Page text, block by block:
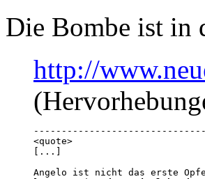
Die Bombe ist in
http://
<quote>
[...]
Angelo ist nicht das erste